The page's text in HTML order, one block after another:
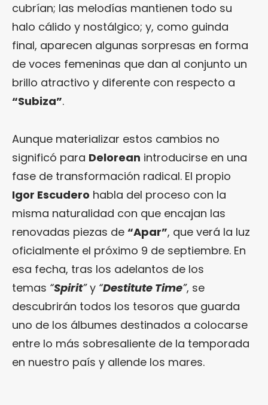
cubrían; las melodías mantienen todo su
halo cálido y nostálgico; y, como guinda
final, aparecen algunas sorpresas en forma
de voces femeninas que dan al conjunto un
brillo atractivo y diferente con respecto a
“Subiza”.
Aunque materializar estos cambios no
significó para Delorean introducirse en una
fase de transformación radical. El propio
Igor Escudero habla del proceso con la
misma naturalidad con que encajan las
renovadas piezas de “Apar”, que verá la luz
oficialmente el próximo 9 de septiembre. En
esa fecha, tras los adelantos de los
temas “Spirit”y “Destitute Time”, se
descubrirán todos los tesoros que guarda
uno de los álbumes destinados a colocarse
entre lo más sobresaliente de la temporada
en nuestro país y allende los mares.